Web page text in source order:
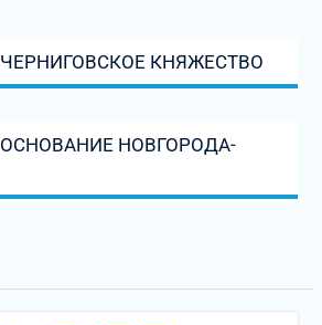
запись:
ЧЕРНИГОВСКОЕ КНЯЖЕСТВО
запись:
ОСНОВАНИЕ НОВГОРОДА-